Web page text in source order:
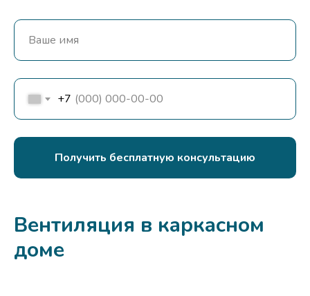
+7
Получить бесплатную консультацию
Вентиляция в каркасном
доме